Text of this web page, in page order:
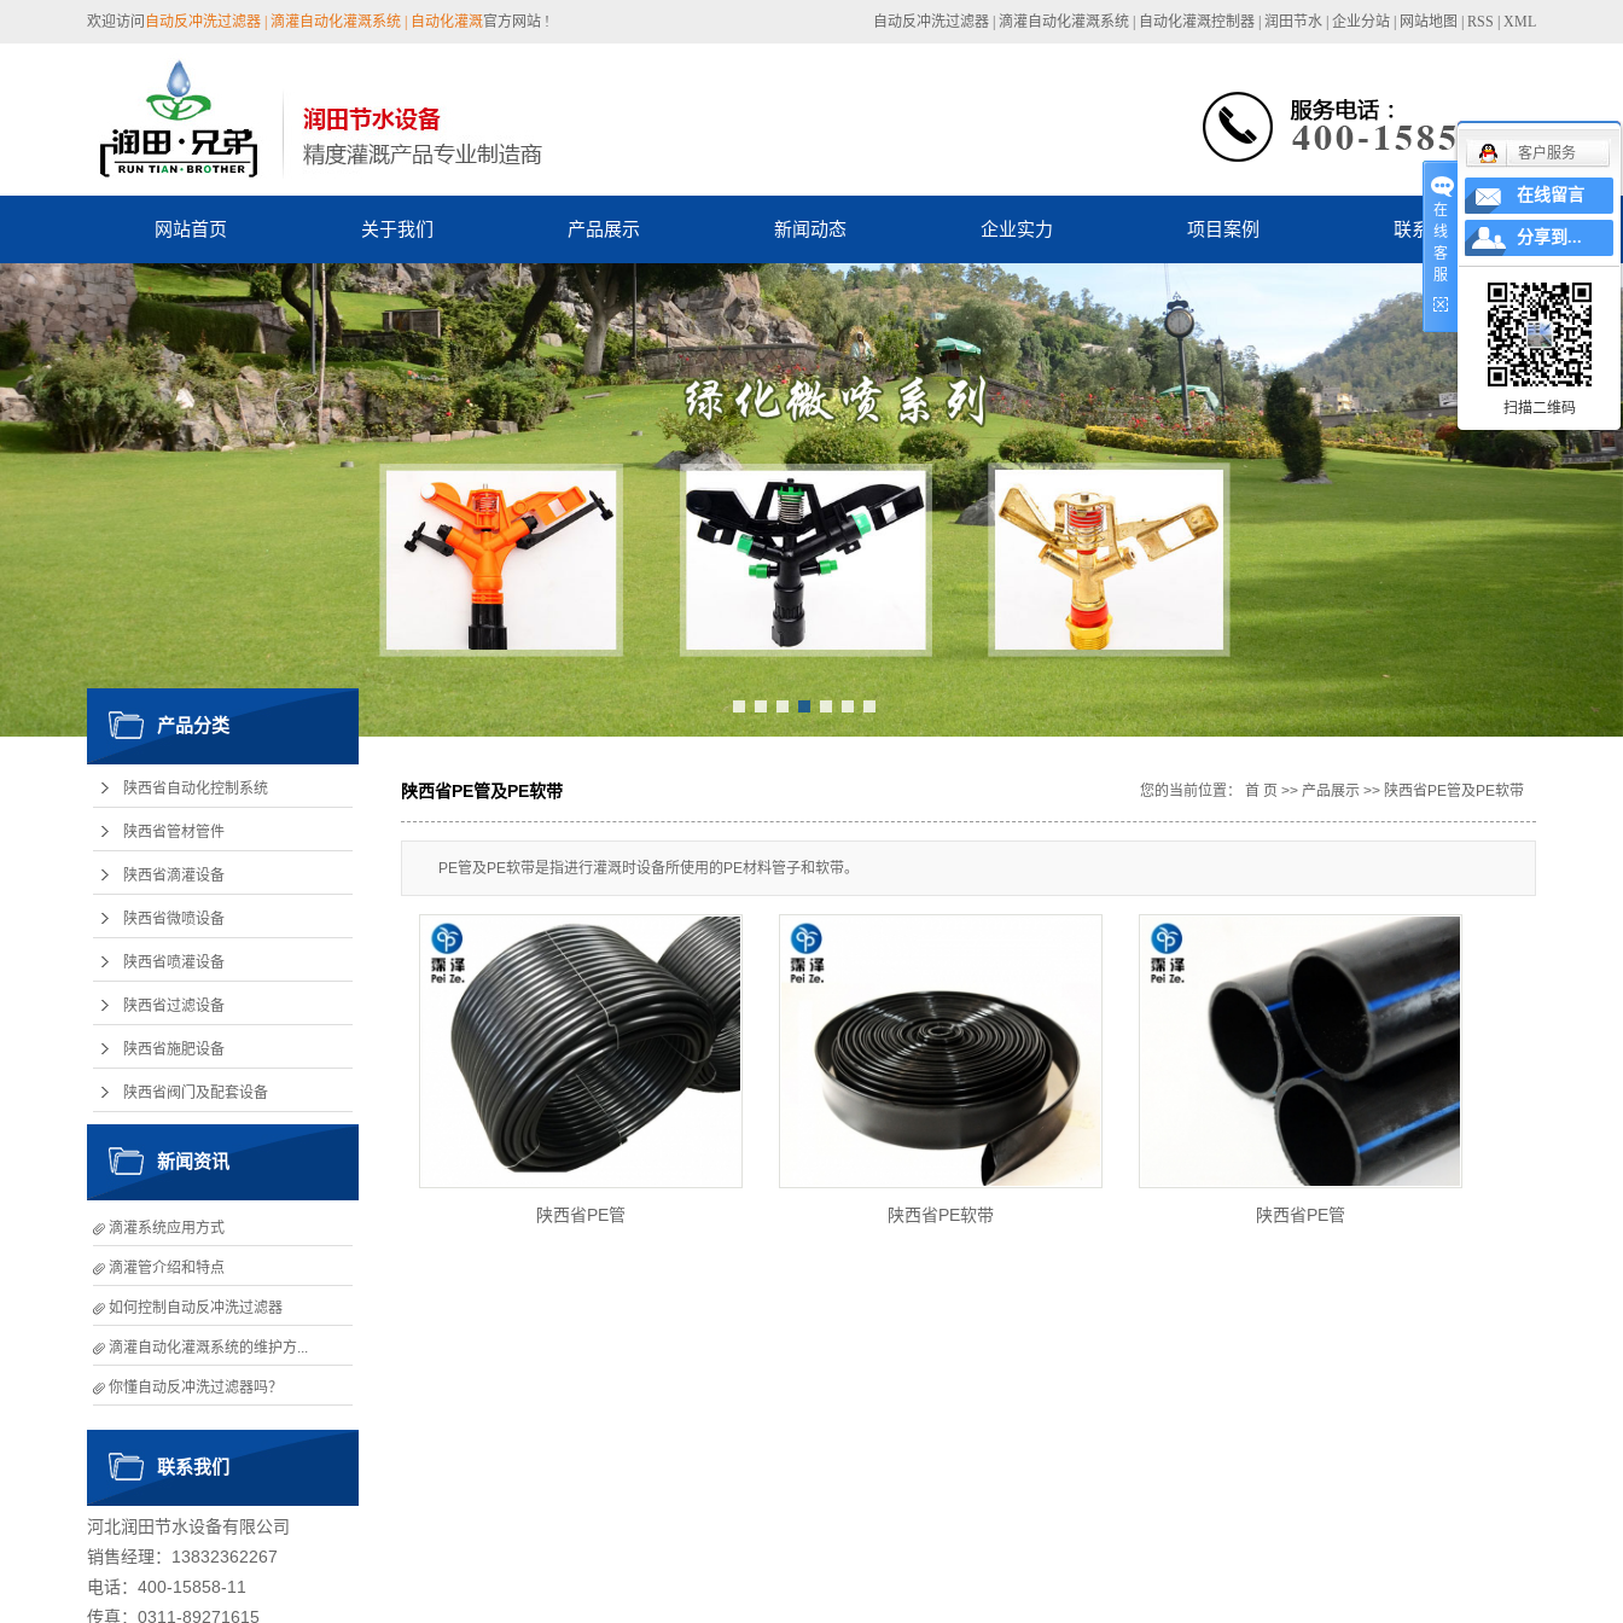
欢迎访问 自动反冲洗过滤器 | 滴灌自动化灌溉系统 | 自动化灌溉官方网站 ! 自动反冲洗过滤器 滴灌自动化灌溉系统 自动化灌溉控制器 润田节水 企业分站 网站地图 RSS XML
网站首页 关于我们 产品展示
陕西省自动化控制系统
陕西省管材管件
陕西省滴灌设备
陕西省微喷设备
陕西省喷灌设备
陕西省过滤设备
陕西省施肥设备
陕西省阀门及配套设备
新闻动态
自动反冲洗过滤器动态
自动反冲洗过滤器资讯
技术中心
企业实力 项目案例 联系我们
2 3 4 5 6 7
产品分类
陕西省自动化控制系统
陕西省管材管件
陕西省滴灌设备
陕西省微喷设备
陕西省喷灌设备
陕西省过滤设备
陕西省施肥设备
陕西省阀门及配套设备
新闻资讯
滴灌系统应用方式
滴灌管介绍和特点
如何控制自动反冲洗过滤器
滴灌自动化灌溉系统的维护方...
你懂自动反冲洗过滤器吗？
联系我们
河北润田节水设备有限公司
销售经理：13832362267
电话：400-15858-11
传真：0311-89271615
陕西省PE管及PE软带 您的当前位置： 首 页 >> 产品展示 >> 陕西省PE管及PE软带
PE管及PE软带是指进行灌溉时设备所使用的PE材料管子和软带。
陕西省PE管 陕西省PE软带 陕西省PE管
在
线
客
服
客户服务
在线留言
分享到...
扫描二维码